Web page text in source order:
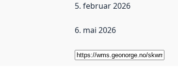
5. februar 2026
6. mai 2026